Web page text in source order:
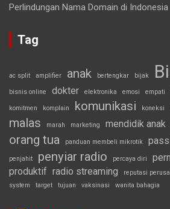
Perlindungan Nama Domain di Indonesia
Tag
ac split amplifier anak bertengkar bijak
bisnis online dokter elektronika emosi empati
komitmen komplain komunikasi koneksi
malas marah marketing mendidik anak
orang tua panduan membeli mikrotik
penjahit penyiar radio percaya diri
produktif radio streaming reputasi
system
target tujuan vaksinasi wanita bahagia